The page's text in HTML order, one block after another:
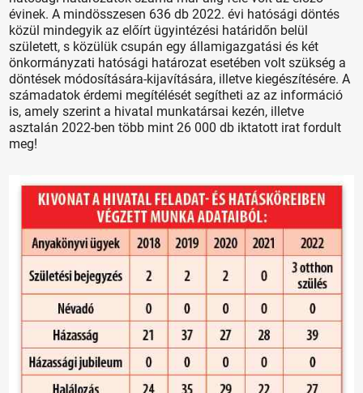
évinek. A mindösszesen 636 db 2022. évi hatósági döntés
közül mindegyik az előírt ügyintézési határidőn belül
született, s közülük csupán egy államigazgatási és két
önkormányzati hatósági határozat esetében volt szükség a
döntések módosítására-kijavítására, illetve kiegészítésére. A
számadatok érdemi megítélését segítheti az az információ
is, amely szerint a hivatal munkatársai kezén, illetve
asztalán 2022-ben több mint 26 000 db iktatott irat fordult
meg!